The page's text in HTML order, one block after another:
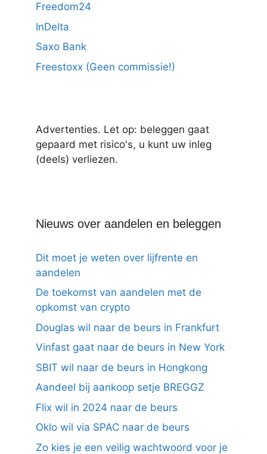
Freedom24
InDelta
Saxo Bank
Freestoxx (Geen commissie!)
Advertenties. Let op: beleggen gaat
gepaard met risico's, u kunt uw inleg
(deels) verliezen.
Nieuws over aandelen en beleggen
Dit moet je weten over lijfrente en
aandelen
De toekomst van aandelen met de
opkomst van crypto
Douglas wil naar de beurs in Frankfurt
Vinfast gaat naar de beurs in New York
SBIT wil naar de beurs in Hongkong
Aandeel bij aankoop setje BREGGZ
Flix wil in 2024 naar de beurs
Oklo wil via SPAC naar de beurs
Zo kies je een veilig wachtwoord voor je